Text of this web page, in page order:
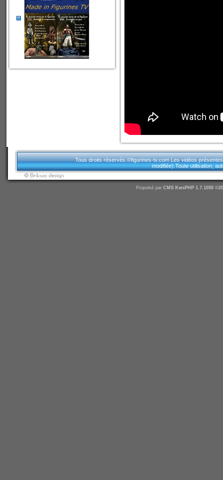
Tous droits réservés.©figurines-tv.com Les vidéos
modifiée).Toute utilisation,
Propulsé par CMS KwsPHP 1.7.1050